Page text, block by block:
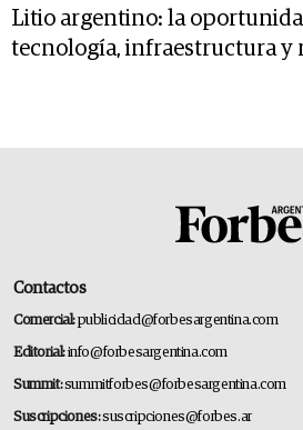
Litio argentino: la
tecnología, infraestructura y
Contactos
Comercial:publicidad@forbesargentina.com
Editorial:info@forbesargentina.com
Summit:summitforbes@forbesargentina.com
Suscripciones:suscripciones@forbes.ar